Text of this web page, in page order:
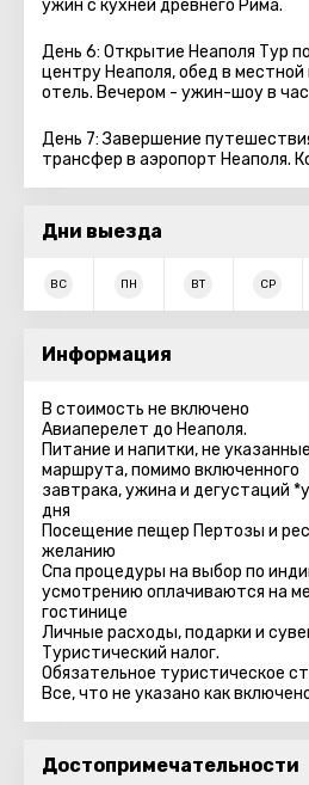
ужин с кухней древнего Рима.
День 6: Открытие Неаполя Тур
центру Неаполя, обед в
отель. Вечером - ужин-шоу в
День 7: Завершение
трансфер в аэропорт Неаполя.
Дни выезда
ВС ПН ВТ СР
Информация
В стоимость не включено
Авиаперелет до Неаполя.
Питание и напитки, не
маршрута, помимо включенного
завтрака, ужина и дегустаций
дня
Посещение пещер Пертозы и
желанию
Спа процедуры на выбор по
усмотрению оплачиваются на
гостинице
Личные расходы, подарки и
Туристический налог.
Обязательное туристическое
Все, что не указано как
Достопримечательности